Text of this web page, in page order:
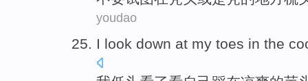
youdao
I look down at my toes in the